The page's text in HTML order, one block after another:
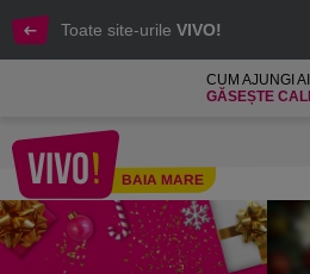
Toate site-urile VIVO!
CUM AJUNGI
GĂSEȘTE
Baia Mare
BAIA MARE
Teatru de Păpuși pentru Copii